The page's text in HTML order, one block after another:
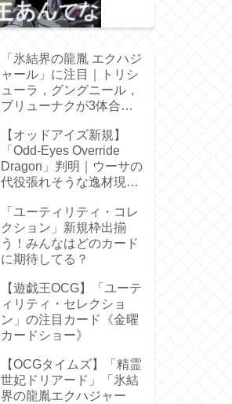
「氷結界の龍胤 エクハジ
ャール」に注目｜トリシ
ューラ，グングニール，
ブリューナクが3体合
【オッドアイズ新規】
「Odd-Eyes Override
Dragon」判明｜ウーサの
代役張れそうな逸材現
「ユーティリティ・コレ
クション」新規枠出揃
う！みんなはどのカード
に期待してる？
【遊戯王OCG】「ユーテ
ィリティ・セレクショ
ン」の注目カード《金曜
カードショー》
【OCGタイムズ】「精霊
世妃ドリアード」「氷結
界の龍胤エクハジャー